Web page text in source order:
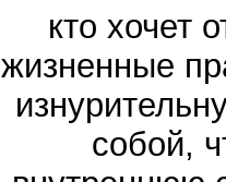
кто хочет
жизненные
собой,